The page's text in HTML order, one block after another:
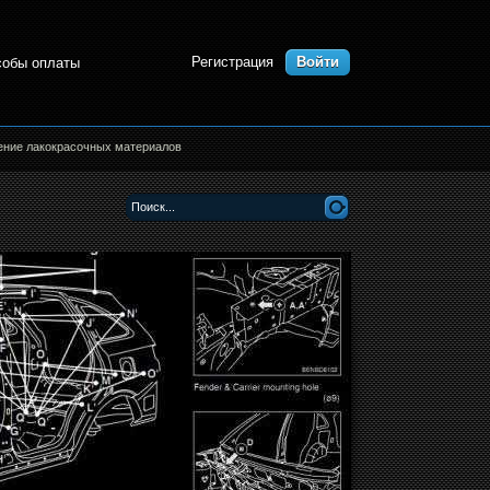
оплаты Регистрация Войти
лакокрасочных материалов